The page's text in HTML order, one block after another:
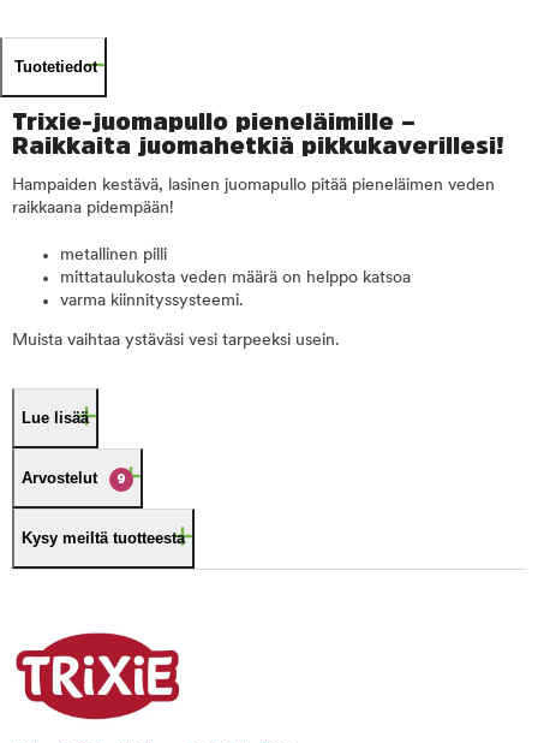
Tuotetiedot
Trixie-juomapullo pieneläimille –
Raikkaita juomahetkiä pikkukaverillesi!
Hampaiden kestävä, lasinen juomapullo pitää pieneläimen veden
raikkaana pidempään!
metallinen pilli
mittataulukosta veden määrä on helppo katsoa
varma kiinnityssysteemi.
Muista vaihtaa ystäväsi vesi tarpeeksi usein.
Lue lisää
Arvostelut 9
Kysy meiltä tuotteesta